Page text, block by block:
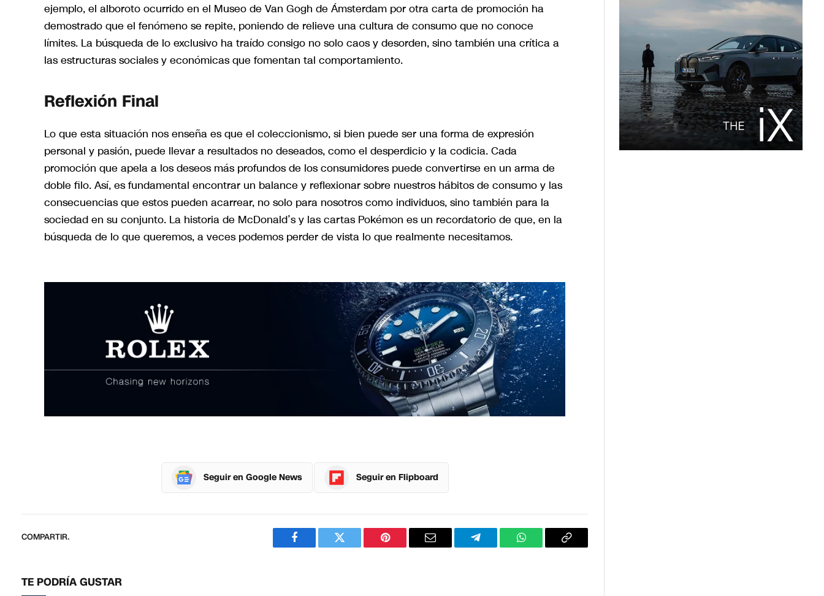
ejemplo, el alboroto ocurrido en el Museo de Van Gogh de Ámsterdam por otra carta de promoción ha
demostrado que el fenómeno se repite, poniendo de relieve una cultura de consumo que no conoce
límites. La búsqueda de lo exclusivo ha traído consigo no solo caos y desorden, sino también una crítica a
las estructuras sociales y económicas que fomentan tal comportamiento.
Reflexión Final
Lo que esta situación nos enseña es que el coleccionismo, si bien puede ser una forma de expresión
personal y pasión, puede llevar a resultados no deseados, como el desperdicio y la codicia. Cada
promoción que apela a los deseos más profundos de los consumidores puede convertirse en un arma de
doble filo. Así, es fundamental encontrar un balance y reflexionar sobre nuestros hábitos de consumo y las
consecuencias que estos pueden acarrear, no solo para nosotros como individuos, sino también para la
sociedad en su conjunto. La historia de McDonald’s y las cartas Pokémon es un recordatorio de que, en la
búsqueda de lo que queremos, a veces podemos perder de vista lo que realmente necesitamos.
Seguir en Google News Seguir en Flipboard
COMPARTIR.
FacebookTwitter PinterestCorreo
TelegramWhatsAppCopiar
TE PODRÍA GUSTAR